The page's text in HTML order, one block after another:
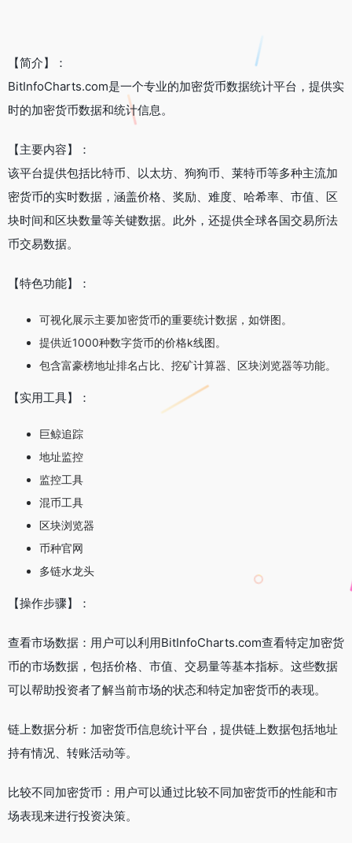
【简介】：
BitInfoCharts.com是一个专业的加密货币数据统计平台，提供实
时的加密货币数据和统计信息。
【主要内容】：
该平台提供包括比特币、以太坊、狗狗币、莱特币等多种主流加
密货币的实时数据，涵盖价格、奖励、难度、哈希率、市值、区
块时间和区块数量等关键数据。此外，还提供全球各国交易所法
币交易数据。
【特色功能】：
可视化展示主要加密货币的重要统计数据，如饼图。
提供近1000种数字货币的价格k线图。
包含富豪榜地址排名占比、挖矿计算器、区块浏览器等功能。
【实用工具】：
巨鲸追踪
地址监控
监控工具
混币工具
区块浏览器
币种官网
多链水龙头
【操作步骤】：
查看市场数据：用户可以利用BitInfoCharts.com查看特定加密货
币的市场数据，包括价格、市值、交易量等基本指标。这些数据
可以帮助投资者了解当前市场的状态和特定加密货币的表现。
链上数据分析：加密货币信息统计平台，提供链上数据包括地址
持有情况、转账活动等。
比较不同加密货币：用户可以通过比较不同加密货币的性能和市
场表现来进行投资决策。